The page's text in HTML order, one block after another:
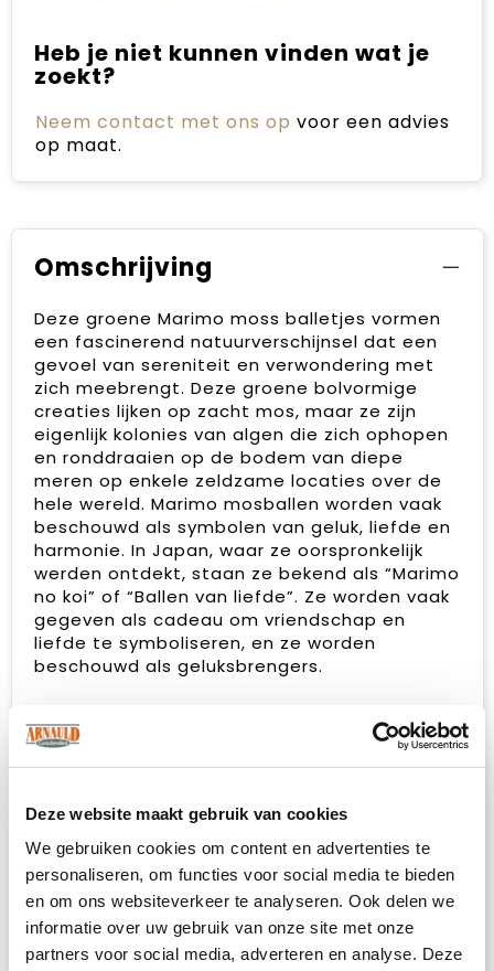
Deze website maakt gebruik van cookies
We gebruiken cookies om content en advertenties te
personaliseren, om functies voor social media te bieden
en om ons websiteverkeer te analyseren. Ook delen we
informatie over uw gebruik van onze site met onze
partners voor social media, adverteren en analyse. Deze
Heb je niet kunnen vinden wat je
zoekt?
Neem contact met ons op voor een advies
op maat.
Omschrijving
Deze groene Marimo moss balletjes vormen
een fascinerend natuurverschijnsel dat een
gevoel van sereniteit en verwondering met
zich meebrengt. Deze groene bolvormige
creaties lijken op zacht mos, maar ze zijn
eigenlijk kolonies van algen die zich ophopen
en ronddraaien op de bodem van diepe
meren op enkele zeldzame locaties over de
hele wereld. Marimo mosballen worden vaak
beschouwd als symbolen van geluk, liefde en
harmonie. In Japan, waar ze oorspronkelijk
werden ontdekt, staan ze bekend als “Marimo
no koi” of “Ballen van liefde”. Ze worden vaak
gegeven als cadeau om vriendschap en
liefde te symboliseren, en ze worden
beschouwd als geluksbrengers.
een gepersonaliseerd kaartje aan de Marimo
maakt het geschenk unieker en laat zien dat
er extra zorg is besteed aan de ontvanger,
terwijl het ook merkherkenning of een
speciale boodschap kan overbrengen,
afhankelijk van de situatie. Het is een manier
om de waarde en betekenis van het
geschenk te vergroten.